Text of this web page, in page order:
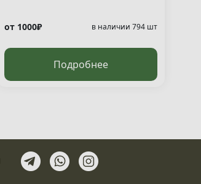
от 1000₽ в наличии 794 шт
Подробнее